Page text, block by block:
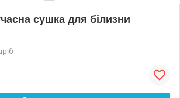
сушка для білизни